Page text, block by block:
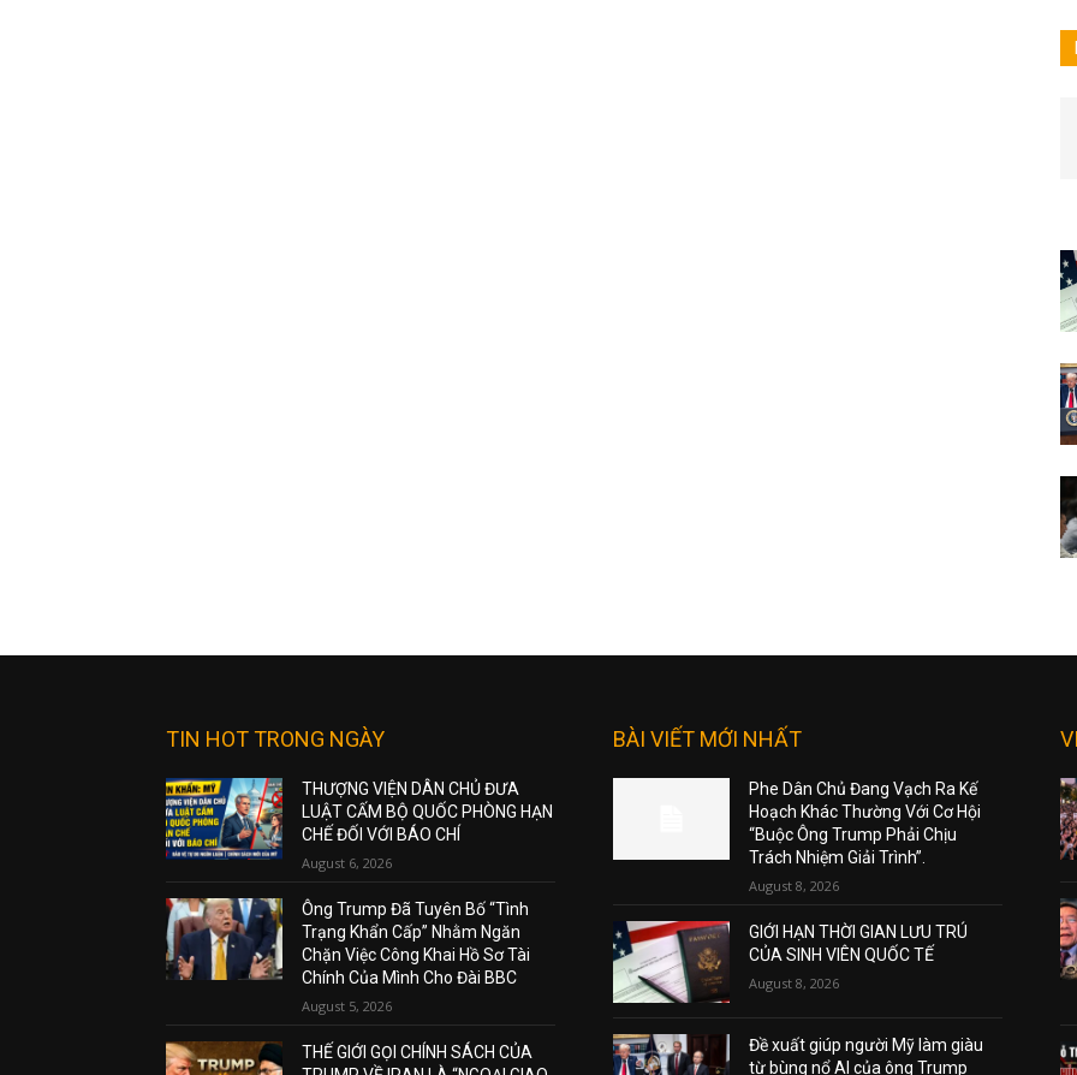
TIN HOT TRONG NGÀY
THƯỢNG VIỆN DÂN CHỦ ĐƯA
LUẬT CẤM BỘ QUỐC PHÒNG HẠN
CHẾ ĐỐI VỚI BÁO CHÍ
August 6, 2026
Ông Trump Đã Tuyên Bố “Tình
Trạng Khẩn Cấp” Nhằm Ngăn
Chặn Việc Công Khai Hồ Sơ Tài
Chính Của Mình Cho Đài BBC
August 5, 2026
THẾ GIỚI GỌI CHÍNH SÁCH CỦA
BÀI VIẾT MỚI NHẤT
Phe Dân Chủ Đang Vạch Ra Kế
Hoạch Khác Thường Với Cơ Hội
“Buộc Ông Trump Phải Chịu
Trách Nhiệm Giải Trình”.
August 8, 2026
GIỚI HẠN THỜI GIAN LƯU TRÚ
CỦA SINH VIÊN QUỐC TẾ
August 8, 2026
Đề xuất giúp người Mỹ làm giàu
từ bùng nổ AI của ông Trump